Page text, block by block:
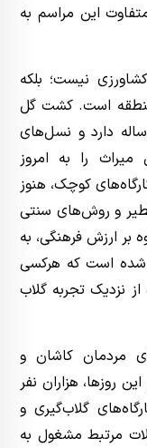
این مراسم به
نیست؛ بلکه
است. کشت گل
دارد و نسل‌های
را به امروز
کوچک، هنوز
و روش‌های سنتی
بر ارزش فرهنگی، به
شده است که هرکسی
نزدیک تجربه گلاب
مردمان کاشان و
روزها، هزاران نفر
گلاب‌گیری و
مرتبط مشغول به